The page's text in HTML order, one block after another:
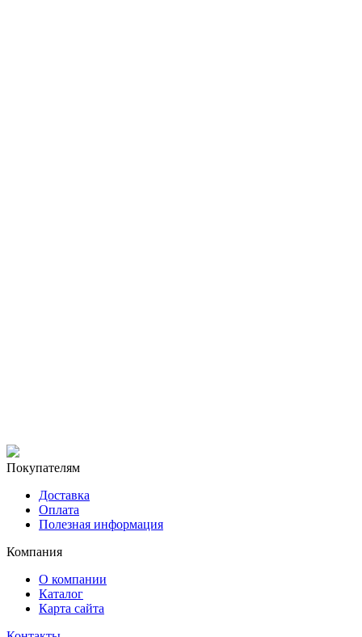
Покупателям
Доставка
Оплата
Полезная информация
Компания
О компании
Каталог
Карта сайта